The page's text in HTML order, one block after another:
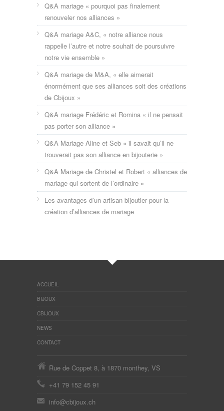
Q&A mariage « pourquoi pas finalement
renouveler nos alliances »
Q&A mariage A&C, « notre alliance nous
rappelle l’autre et notre souhait de poursuivre
notre vie ensemble »
Q&A mariage de M&A, « elle aimerait
énormément que ses alliances soit des créations
de Cbijoux »
Q&A mariage Frédéric et Romina « il ne pensait
pas porter son alliance »
Q&A Mariage Aline et Seb « il savait qu’il ne
trouverait pas son alliance en bijouterie »
Q&A Mariage de Christel et Robert « alliances de
mariage qui sortent de l’ordinaire »
Les avantages d’un artisan bijoutier pour la
création d’alliances de mariage
ACCUEIL
BIJOUX
CBIJOUX
NEWS
CONTACT
Rue de Coppet 8, à 1870 monthey, VS
+41 79 152 45 91
info@cbijoux.ch